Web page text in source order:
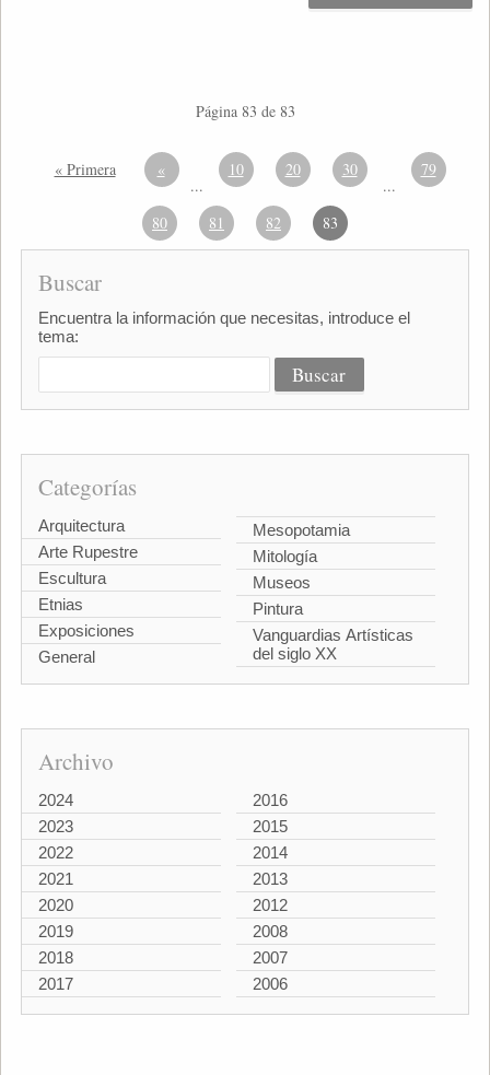
Página 83 de 83
« Primera «
...
10 20 30
...
79
80 81 82 83
Buscar
Encuentra la información que necesitas, introduce el
tema:
Categorías
Arquitectura
Arte Rupestre
Escultura
Etnias
Exposiciones
General
Mesopotamia
Mitología
Museos
Pintura
Vanguardias Artísticas
del siglo XX
Archivo
2024
2023
2022
2021
2020
2019
2018
2017
2016
2015
2014
2013
2012
2008
2007
2006